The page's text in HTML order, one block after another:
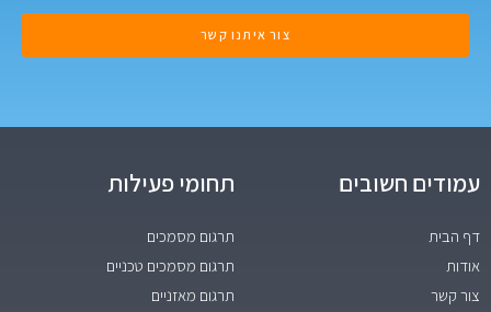
צור איתנו קשר
עמודים חשובים
דף הבית
אודות
צור קשר
תחומי פעילות
תרגום מסמכים
תרגום מסמכים טכניים
תרגום מאזניים